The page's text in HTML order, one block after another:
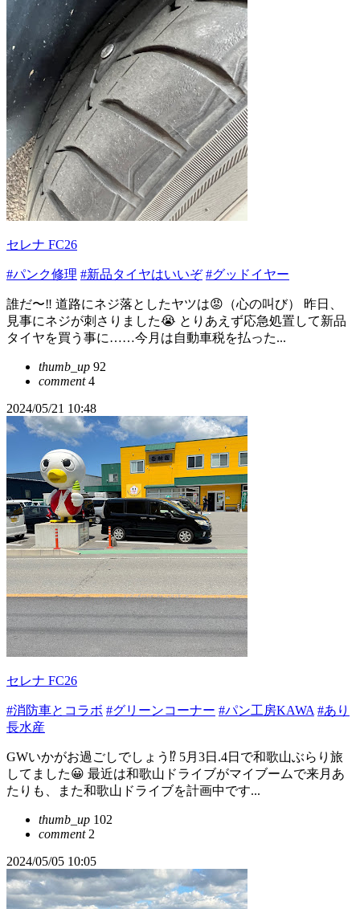
セレナ FC26
#パンク修理 #新品タイヤはいいぞ #グッドイヤー
誰だ〜‼️ 道路にネジ落としたヤツは😡（心の叫び） 昨日、
見事にネジが刺さりました😭 とりあえず応急処置して新品
タイヤを買う事に……今月は自動車税を払った...
thumb_up 92
comment4
2024/05/21 10:48
セレナ FC26
#消防車とコラボ #グリーンコーナー #パン工房KAWA #あり
長水産
GWいかがお過ごしでしょう⁉️ 5月3日.4日で和歌山ぶらり旅
してました😀 最近は和歌山ドライブがマイブームで来月あ
たりも、また和歌山ドライブを計画中です...
thumb_up 102
comment2
2024/05/05 10:05